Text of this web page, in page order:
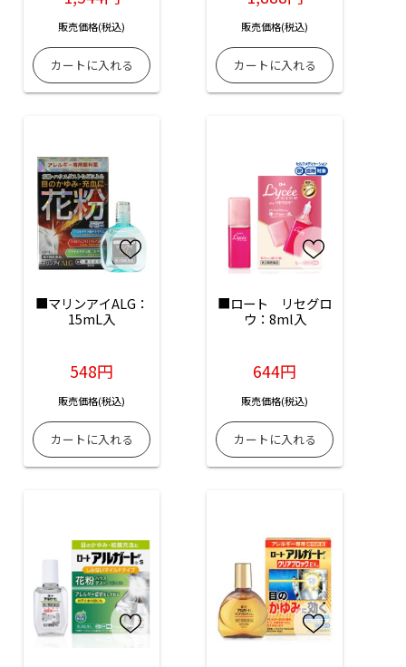
販売価格(税込) 販売価格(税込)
■マリンアイALG：
15mL入
548円
販売価格(税込)
■ロート　リセグロ
ウ：8ml入
644円
販売価格(税込)